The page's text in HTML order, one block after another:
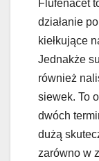
Flufenacet
działanie
kiełkujące
Jednakże
również
siewek. To
dwóch
dużą
zarówno w